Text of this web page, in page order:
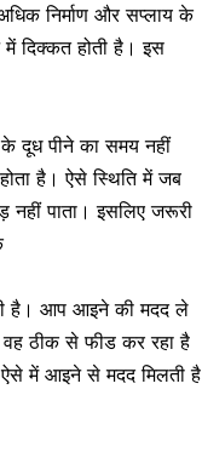
निर्माण और सप्लाय के
दिक्कत होती है। इस
दूध पीने का समय नहीं
है। ऐसे स्थिति में जब
नहीं पाता।इसलिए जरूरी
है। आप आइने की मदद ले
ठीक से फीड कर रहा है
ऐसे में आइने से मदद मिलती है